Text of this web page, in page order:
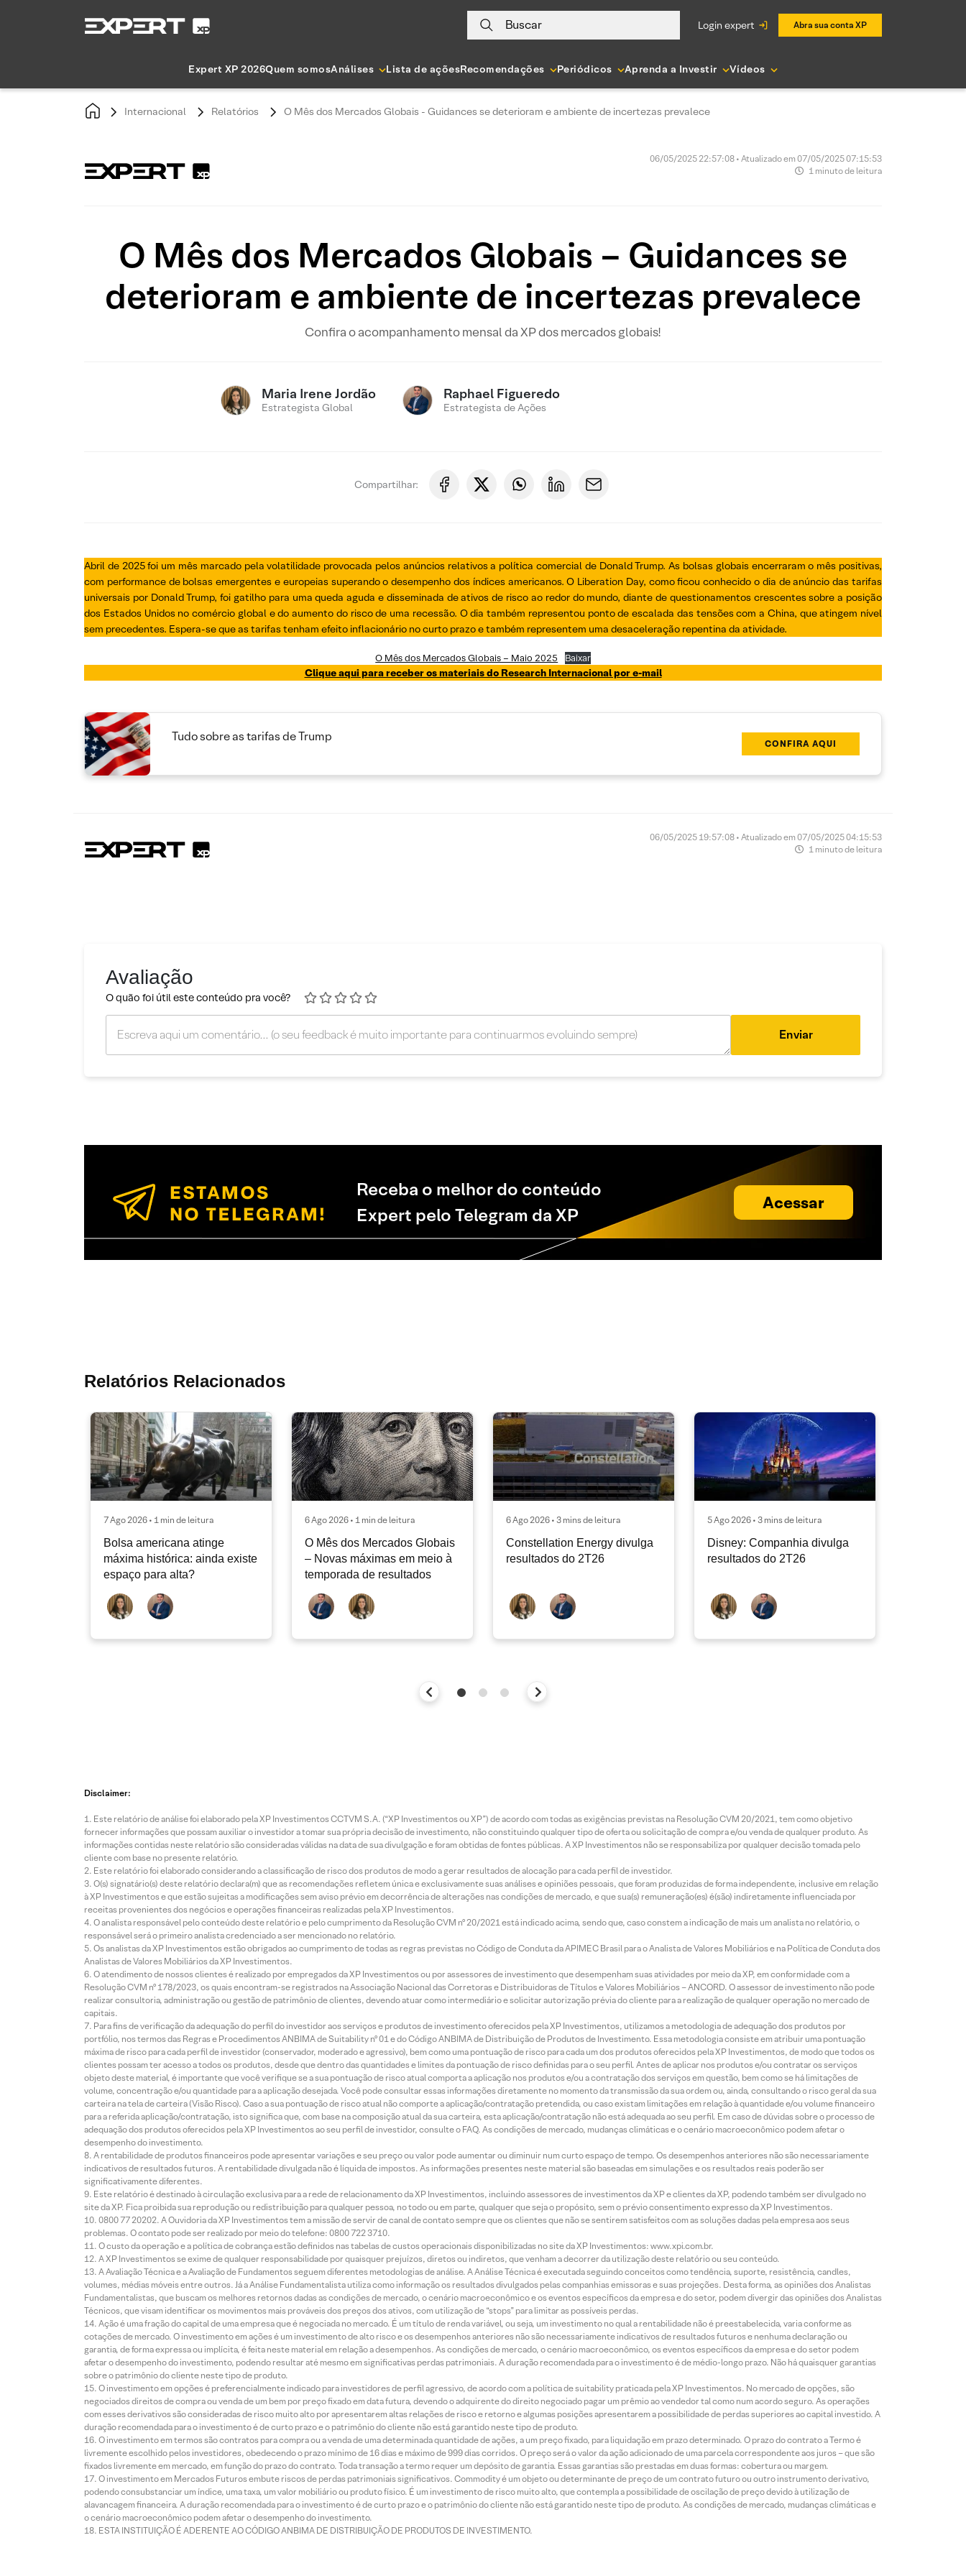
Buscar login expert Abra sua conta XP
Expert XP 2026Quem somosAnálises Lista de açõesRecomendações Periódicos Aprenda a Investir Vídeos
Internacional Relatórios O Mês dos Mercados Globais - Guidances se deterioram e ambiente de incertezas prevalece
06/05/2025 22:57:08 • Atualizado em 07/05/2025 07:15:53
1 minuto de leitura
O Mês dos Mercados Globais – Guidances se
deterioram e ambiente de incertezas prevalece
Confira o acompanhamento mensal da XP dos mercados globais!
Maria Irene Jordão
Estrategista Global
Raphael Figueredo
Estrategista de Ações
Compartilhar:
Abril de 2025 foi um mês marcado pela volatilidade provocada pelos anúncios relativos a política comercial de Donald Trump. As bolsas globais encerraram o mês positivas,
com performance de bolsas emergentes e europeias superando o desempenho dos índices americanos. O Liberation Day, como ficou conhecido o dia de anúncio das tarifas
universais por Donald Trump, foi gatilho para uma queda aguda e disseminada de ativos de risco ao redor do mundo, diante de questionamentos crescentes sobre a posição
dos Estados Unidos no comércio global e do aumento do risco de uma recessão. O dia também representou ponto de escalada das tensões com a China, que atingem nível
sem precedentes. Espera-se que as tarifas tenham efeito inflacionário no curto prazo e também representem uma desaceleração repentina da atividade.
O Mês dos Mercados Globais – Maio 2025 Baixar
Clique aqui para receber os materiais do Research Internacional por e-mail
Tudo sobre as tarifas de Trump CONFIRA AQUI
06/05/2025 19:57:08 • Atualizado em 07/05/2025 04:15:53
1 minuto de leitura
Avaliação
O quão foi útil este conteúdo pra você?
Enviar
Receba o melhor do conteúdo
Expert pelo Telegram da XP
Acessar
Relatórios Relacionados
7 Ago 2026 • 1 min de leitura
Bolsa americana atinge
máxima histórica: ainda existe
espaço para alta?
6 Ago 2026 • 1 min de leitura
O Mês dos Mercados Globais
– Novas máximas em meio à
temporada de resultados
6 Ago 2026 • 3 mins de leitura
Constellation Energy divulga
resultados do 2T26
5 Ago 2026 • 3 mins de leitura
Disney: Companhia divulga
resultados do 2T26
Disclaimer:
Este relatório de análise foi elaborado pela XP Investimentos CCTVM S.A. (“XP Investimentos ou XP”) de acordo com todas as exigências previstas na Resolução CVM 20/2021, tem como objetivo
fornecer informações que possam auxiliar o investidor a tomar sua própria decisão de investimento, não constituindo qualquer tipo de oferta ou solicitação de compra e/ou venda de qualquer produto. As
informações contidas neste relatório são consideradas válidas na data de sua divulgação e foram obtidas de fontes públicas. A XP Investimentos não se responsabiliza por qualquer decisão tomada pelo
cliente com base no presente relatório.
Este relatório foi elaborado considerando a classificação de risco dos produtos de modo a gerar resultados de alocação para cada perfil de investidor.
O(s) signatário(s) deste relatório declara(m) que as recomendações refletem única e exclusivamente suas análises e opiniões pessoais, que foram produzidas de forma independente, inclusive em relação
à XP Investimentos e que estão sujeitas a modificações sem aviso prévio em decorrência de alterações nas condições de mercado, e que sua(s) remuneração(es) é(são) indiretamente influenciada por
receitas provenientes dos negócios e operações financeiras realizadas pela XP Investimentos.
O analista responsável pelo conteúdo deste relatório e pelo cumprimento da Resolução CVM nº 20/2021 está indicado acima, sendo que, caso constem a indicação de mais um analista no relatório, o
responsável será o primeiro analista credenciado a ser mencionado no relatório.
Os analistas da XP Investimentos estão obrigados ao cumprimento de todas as regras previstas no Código de Conduta da APIMEC Brasil para o Analista de Valores Mobiliários e na Política de Conduta dos
Analistas de Valores Mobiliários da XP Investimentos.
O atendimento de nossos clientes é realizado por empregados da XP Investimentos ou por assessores de investimento que desempenham suas atividades por meio da XP, em conformidade com a
Resolução CVM nº 178/2023, os quais encontram-se registrados na Associação Nacional das Corretoras e Distribuidoras de Títulos e Valores Mobiliários – ANCORD. O assessor de investimento não pode
realizar consultoria, administração ou gestão de patrimônio de clientes, devendo atuar como intermediário e solicitar autorização prévia do cliente para a realização de qualquer operação no mercado de
capitais.
Para fins de verificação da adequação do perfil do investidor aos serviços e produtos de investimento oferecidos pela XP Investimentos, utilizamos a metodologia de adequação dos produtos por
portfólio, nos termos das Regras e Procedimentos ANBIMA de Suitability nº 01 e do Código ANBIMA de Distribuição de Produtos de Investimento. Essa metodologia consiste em atribuir uma pontuação
máxima de risco para cada perfil de investidor (conservador, moderado e agressivo), bem como uma pontuação de risco para cada um dos produtos oferecidos pela XP Investimentos, de modo que todos os
clientes possam ter acesso a todos os produtos, desde que dentro das quantidades e limites da pontuação de risco definidas para o seu perfil. Antes de aplicar nos produtos e/ou contratar os serviços
objeto deste material, é importante que você verifique se a sua pontuação de risco atual comporta a aplicação nos produtos e/ou a contratação dos serviços em questão, bem como se há limitações de
volume, concentração e/ou quantidade para a aplicação desejada. Você pode consultar essas informações diretamente no momento da transmissão da sua ordem ou, ainda, consultando o risco geral da sua
carteira na tela de carteira (Visão Risco). Caso a sua pontuação de risco atual não comporte a aplicação/contratação pretendida, ou caso existam limitações em relação à quantidade e/ou volume financeiro
para a referida aplicação/contratação, isto significa que, com base na composição atual da sua carteira, esta aplicação/contratação não está adequada ao seu perfil. Em caso de dúvidas sobre o processo de
adequação dos produtos oferecidos pela XP Investimentos ao seu perfil de investidor, consulte o FAQ. As condições de mercado, mudanças climáticas e o cenário macroeconômico podem afetar o
desempenho do investimento.
A rentabilidade de produtos financeiros pode apresentar variações e seu preço ou valor pode aumentar ou diminuir num curto espaço de tempo. Os desempenhos anteriores não são necessariamente
indicativos de resultados futuros. A rentabilidade divulgada não é líquida de impostos. As informações presentes neste material são baseadas em simulações e os resultados reais poderão ser
significativamente diferentes.
Este relatório é destinado à circulação exclusiva para a rede de relacionamento da XP Investimentos, incluindo assessores de investimentos da XP e clientes da XP, podendo também ser divulgado no
site da XP. Fica proibida sua reprodução ou redistribuição para qualquer pessoa, no todo ou em parte, qualquer que seja o propósito, sem o prévio consentimento expresso da XP Investimentos.
0800 77 20202. A Ouvidoria da XP Investimentos tem a missão de servir de canal de contato sempre que os clientes que não se sentirem satisfeitos com as soluções dadas pela empresa aos seus
problemas. O contato pode ser realizado por meio do telefone: 0800 722 3710.
O custo da operação e a política de cobrança estão definidos nas tabelas de custos operacionais disponibilizadas no site da XP Investimentos: www.xpi.com.br.
A XP Investimentos se exime de qualquer responsabilidade por quaisquer prejuízos, diretos ou indiretos, que venham a decorrer da utilização deste relatório ou seu conteúdo.
A Avaliação Técnica e a Avaliação de Fundamentos seguem diferentes metodologias de análise. A Análise Técnica é executada seguindo conceitos como tendência, suporte, resistência, candles,
volumes, médias móveis entre outros. Já a Análise Fundamentalista utiliza como informação os resultados divulgados pelas companhias emissoras e suas projeções. Desta forma, as opiniões dos Analistas
Fundamentalistas, que buscam os melhores retornos dadas as condições de mercado, o cenário macroeconômico e os eventos específicos da empresa e do setor, podem divergir das opiniões dos Analistas
Técnicos, que visam identificar os movimentos mais prováveis dos preços dos ativos, com utilização de “stops” para limitar as possíveis perdas.
Ação é uma fração do capital de uma empresa que é negociada no mercado. É um título de renda variável, ou seja, um investimento no qual a rentabilidade não é preestabelecida, varia conforme as
cotações de mercado. O investimento em ações é um investimento de alto risco e os desempenhos anteriores não são necessariamente indicativos de resultados futuros e nenhuma declaração ou
garantia, de forma expressa ou implícita, é feita neste material em relação a desempenhos. As condições de mercado, o cenário macroeconômico, os eventos específicos da empresa e do setor podem
afetar o desempenho do investimento, podendo resultar até mesmo em significativas perdas patrimoniais. A duração recomendada para o investimento é de médio-longo prazo. Não há quaisquer garantias
sobre o patrimônio do cliente neste tipo de produto.
O investimento em opções é preferencialmente indicado para investidores de perfil agressivo, de acordo com a política de suitability praticada pela XP Investimentos. No mercado de opções, são
negociados direitos de compra ou venda de um bem por preço fixado em data futura, devendo o adquirente do direito negociado pagar um prêmio ao vendedor tal como num acordo seguro. As operações
com esses derivativos são consideradas de risco muito alto por apresentarem altas relações de risco e retorno e algumas posições apresentarem a possibilidade de perdas superiores ao capital investido. A
duração recomendada para o investimento é de curto prazo e o patrimônio do cliente não está garantido neste tipo de produto.
O investimento em termos são contratos para compra ou a venda de uma determinada quantidade de ações, a um preço fixado, para liquidação em prazo determinado. O prazo do contrato a Termo é
livremente escolhido pelos investidores, obedecendo o prazo mínimo de 16 dias e máximo de 999 dias corridos. O preço será o valor da ação adicionado de uma parcela correspondente aos juros – que são
fixados livremente em mercado, em função do prazo do contrato. Toda transação a termo requer um depósito de garantia. Essas garantias são prestadas em duas formas: cobertura ou margem.
O investimento em Mercados Futuros embute riscos de perdas patrimoniais significativos. Commodity é um objeto ou determinante de preço de um contrato futuro ou outro instrumento derivativo,
podendo consubstanciar um índice, uma taxa, um valor mobiliário ou produto físico. É um investimento de risco muito alto, que contempla a possibilidade de oscilação de preço devido à utilização de
alavancagem financeira. A duração recomendada para o investimento é de curto prazo e o patrimônio do cliente não está garantido neste tipo de produto. As condições de mercado, mudanças climáticas e
o cenário macroeconômico podem afetar o desempenho do investimento.
ESTA INSTITUIÇÃO É ADERENTE AO CÓDIGO ANBIMA DE DISTRIBUIÇÃO DE PRODUTOS DE INVESTIMENTO.